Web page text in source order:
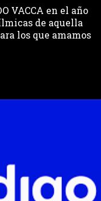
VACCA en el año
de aquella
los que amamos